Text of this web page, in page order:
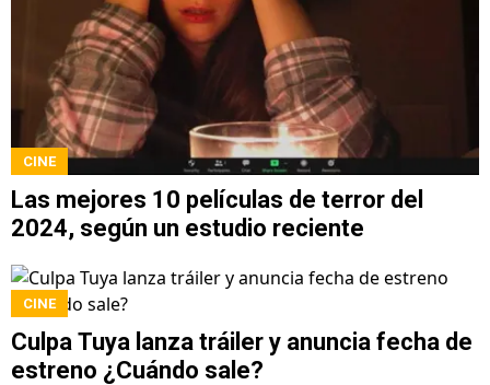
CINE
Las mejores 10 películas de terror del
2024, según un estudio reciente
CINE
Culpa Tuya lanza tráiler y anuncia fecha de
estreno ¿Cuándo sale?